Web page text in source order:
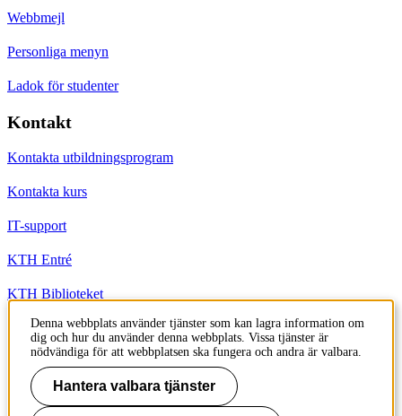
Webbmejl
Personliga menyn
Ladok för studenter
Kontakt
Kontakta utbildningsprogram
Kontakta kurs
IT-support
KTH Entré
KTH Biblioteket
KTH
100 44 Stockholm
+46 8 790 60 00
info@kth.se
Denna webbplats använder tjänster som kan lagra information om
dig och hur du använder denna webbplats. Vissa tjänster är
nödvändiga för att webbplatsen ska fungera och andra är valbara.
Hantera valbara tjänster